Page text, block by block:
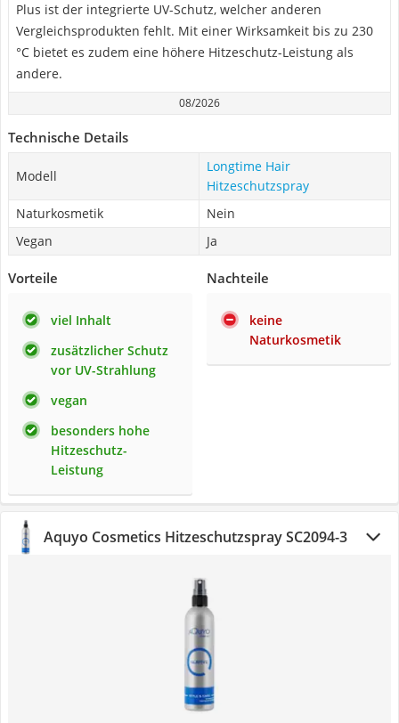
Plus ist der integrierte UV-Schutz, welcher anderen
Vergleichsprodukten fehlt. Mit einer Wirksamkeit bis zu 230
°C bietet es zudem eine höhere Hitzeschutz-Leistung als
andere.
08/2026
Technische Details
Modell
Longtime Hair
Hitzeschutzspray
Naturkosmetik
Nein
Vegan
Ja
Vorteile
viel Inhalt
zusätzlicher Schutz
vor UV-Strahlung
vegan
besonders hohe
Hitzeschutz-
Leistung
Nachteile
keine
Naturkosmetik
Aquyo Cosmetics Hitzeschutzspray ‎SC2094-3